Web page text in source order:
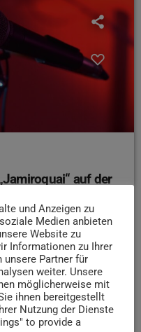
auf der
Musikgeschmack?
Band "Jamiroquai"
thematisieren sie
haben schon weltweit
könnt ihr heute
Air Bühne in
ihr bei Ticketmatic
und Anzeigen zu
Medien anbieten
Website zu
Informationen zu Ihrer
unsere Partner für
weiter. Unsere
möglicherweise mit
ihnen bereitgestellt
Nutzung der Dienste
to provide a